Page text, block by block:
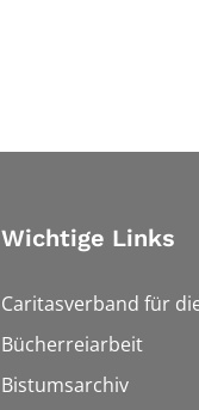
Wichtige Links
Caritasverband für
Bücherreiarbeit
Bistumsarchiv